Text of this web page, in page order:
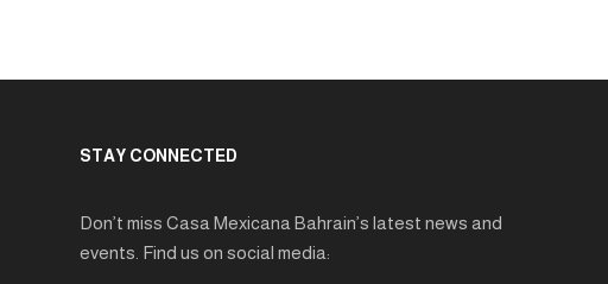
STAY CONNECTED
Don’t miss Casa Mexicana Bahrain’s latest news and
events. Find us on social media: